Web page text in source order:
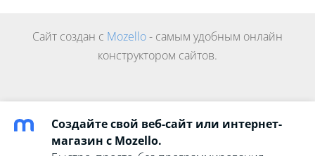
Сайт создан с Mozello- самым удобным онлайн
конструктором сайтов.
Создайте свой веб-сайт или интернет-
магазин с Mozello.